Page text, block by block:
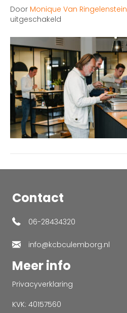
Door Monique Van Ringelenstein
uitgeschakeld
Contact
06-28434320
info@kcbculemborg.nl
Meer info
Privacyverklaring
KVK: 40157560